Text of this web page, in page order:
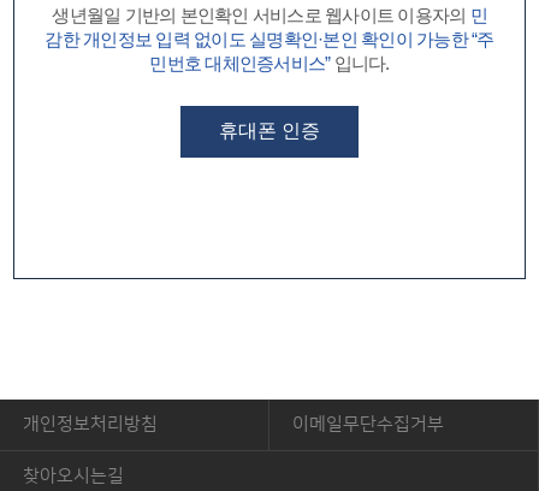
생년월일 기반의 본인확인 서비스로 웹사이트 이용자의 민
감한 개인정보 입력 없이도 실명확인·본인 확인이 가능한 “주
민번호 대체인증서비스”입니다.
휴대폰 인증
개인정보처리방침 이메일무단수집거부
찾아오시는길